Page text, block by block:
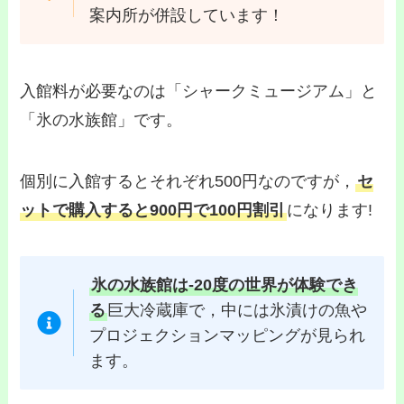
案内所が併設しています！
入館料が必要なのは「シャークミュージアム」と
「氷の水族館」です。
個別に入館するとそれぞれ500円なのですが，セ
ットで購入すると900円で100円割引になります!
氷の水族館は-20度の世界が体験でき
る巨大冷蔵庫で，中には氷漬けの魚や
プロジェクションマッピングが見られ
ます。